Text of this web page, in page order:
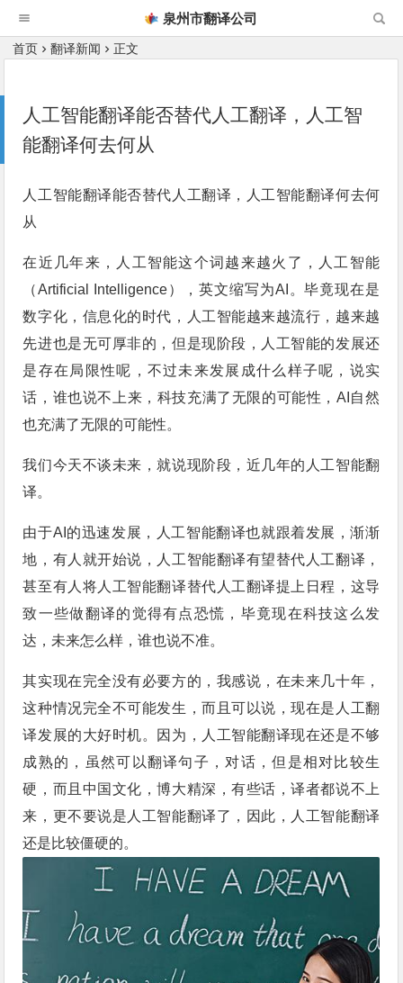
泉州市翻译公司
首页 翻译新闻 正文
人工智能翻译能否替代人工翻译，人工智
能翻译何去何从
人工智能翻译能否替代人工翻译，人工智能翻译何去何
从
在近几年来，人工智能这个词越来越火了，人工智能
（Artificial Intelligence），英文缩写为AI。毕竟现在是
数字化，信息化的时代，人工智能越来越流行，越来越
先进也是无可厚非的，但是现阶段，人工智能的发展还
是存在局限性呢，不过未来发展成什么样子呢，说实
话，谁也说不上来，科技充满了无限的可能性，AI自然
也充满了无限的可能性。
我们今天不谈未来，就说现阶段，近几年的人工智能翻
译。
由于AI的迅速发展，人工智能翻译也就跟着发展，渐渐
地，有人就开始说，人工智能翻译有望替代人工翻译，
甚至有人将人工智能翻译替代人工翻译提上日程，这导
致一些做翻译的觉得有点恐慌，毕竟现在科技这么发
达，未来怎么样，谁也说不准。
其实现在完全没有必要方的，我感说，在未来几十年，
这种情况完全不可能发生，而且可以说，现在是人工翻
译发展的大好时机。因为，人工智能翻译现在还是不够
成熟的，虽然可以翻译句子，对话，但是相对比较生
硬，而且中国文化，博大精深，有些话，译者都说不上
来，更不要说是人工智能翻译了，因此，人工智能翻译
还是比较僵硬的。